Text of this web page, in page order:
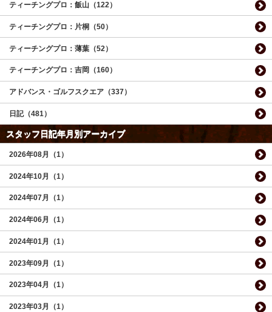
ティーチングプロ：飯山（122）
ティーチングプロ：片桐（50）
ティーチングプロ：薄葉（52）
ティーチングプロ：吉岡（160）
アドバンス・ゴルフスクエア（337）
日記（481）
スタッフ日記年月別アーカイブ
2026年08月（1）
2024年10月（1）
2024年07月（1）
2024年06月（1）
2024年01月（1）
2023年09月（1）
2023年04月（1）
2023年03月（1）